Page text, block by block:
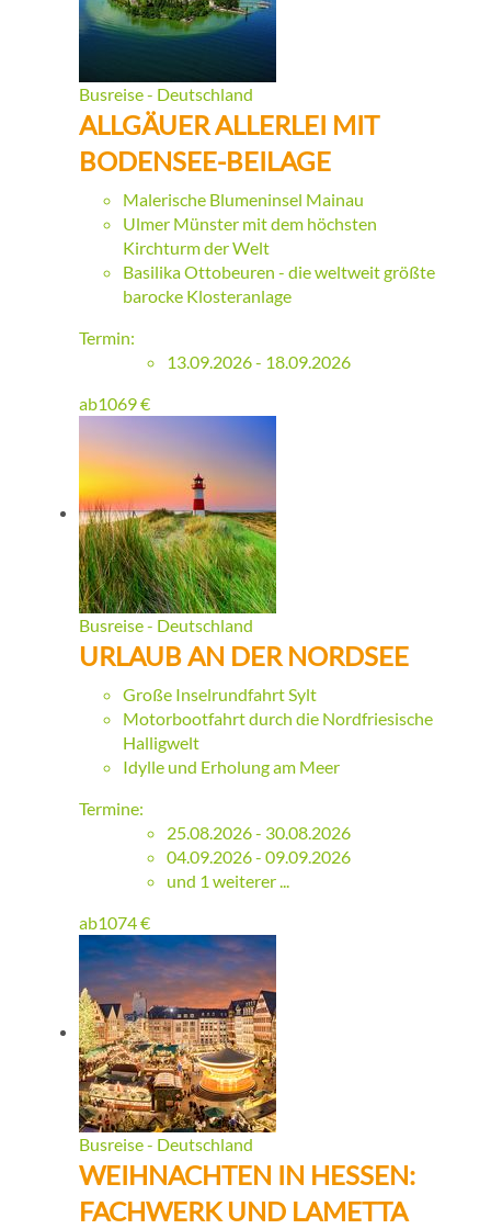
Busreise - Deutschland
ALLGÄUER ALLERLEI MIT
BODENSEE-BEILAGE
Malerische Blumeninsel Mainau
Ulmer Münster mit dem höchsten
Kirchturm der Welt
Basilika Ottobeuren - die weltweit größte
barocke Klosteranlage
Termin:
13.09.2026 - 18.09.2026
ab1069€
Busreise - Deutschland
URLAUB AN DER NORDSEE
Große Inselrundfahrt Sylt
Motorbootfahrt durch die Nordfriesische
Halligwelt
Idylle und Erholung am Meer
Termine:
25.08.2026 - 30.08.2026
04.09.2026 - 09.09.2026
und 1 weiterer ...
ab1074€
Busreise - Deutschland
WEIHNACHTEN IN HESSEN:
FACHWERK UND LAMETTA